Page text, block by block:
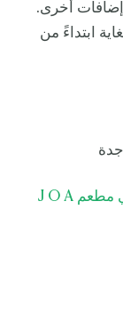
أخرى.
ابتداءً من
فن الطهو الياباني بنكهة هاواي في مطعم J O A